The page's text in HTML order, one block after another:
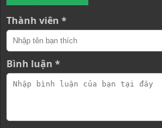
Thành viên *
Bình luận *